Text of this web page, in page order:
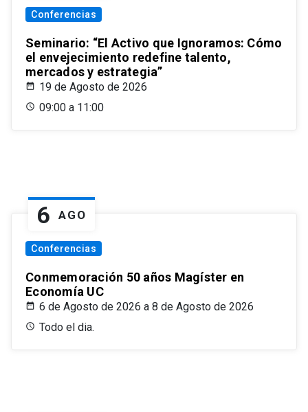
Conferencias
Seminario: “El Activo que Ignoramos: Cómo
el envejecimiento redefine talento,
mercados y estrategia”
19 de Agosto de 2026
09:00 a 11:00
6 AGO
Conferencias
Conmemoración 50 años Magíster en
Economía UC
6 de Agosto de 2026 a 8 de Agosto de 2026
Todo el dia.